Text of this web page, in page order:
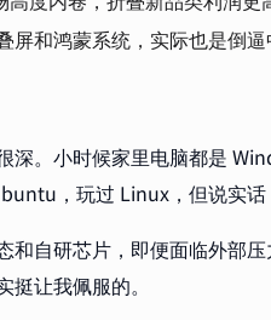
屏和鸿蒙系统，实际也是倒
。小时候家里电脑都是
，玩过 Linux，但说实话
和自研芯片，即便面临外部
让我佩服的。